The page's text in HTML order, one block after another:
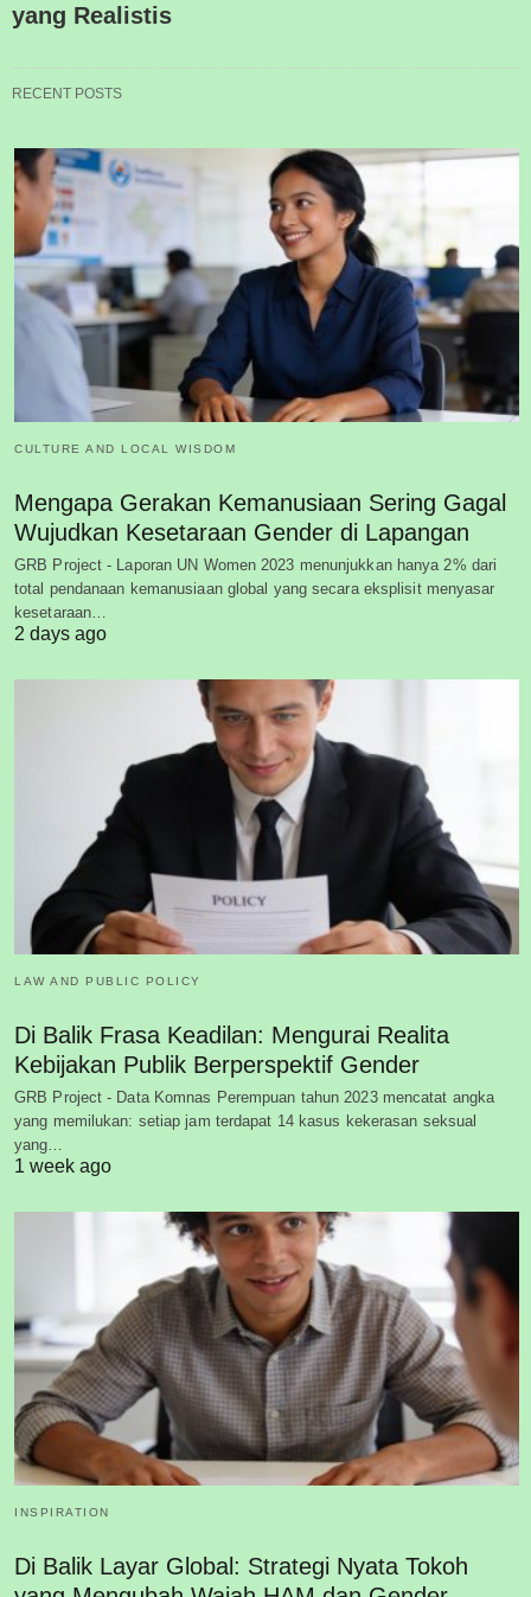
yang Realistis
RECENT POSTS
CULTURE AND LOCAL WISDOM
Mengapa Gerakan Kemanusiaan Sering Gagal
Wujudkan Kesetaraan Gender di Lapangan
GRB Project - Laporan UN Women 2023 menunjukkan hanya 2% dari
total pendanaan kemanusiaan global yang secara eksplisit menyasar
kesetaraan…
2 days ago
LAW AND PUBLIC POLICY
Di Balik Frasa Keadilan: Mengurai Realita
Kebijakan Publik Berperspektif Gender
GRB Project - Data Komnas Perempuan tahun 2023 mencatat angka
yang memilukan: setiap jam terdapat 14 kasus kekerasan seksual
yang…
1 week ago
INSPIRATION
Di Balik Layar Global: Strategi Nyata Tokoh